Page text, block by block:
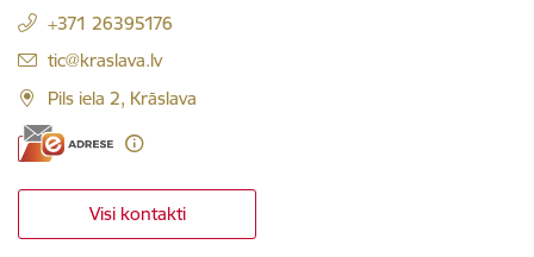
+371 26395176
E-pasts:
tic@kraslava.lv
Pils iela 2, Krāslava
Visi kontakti